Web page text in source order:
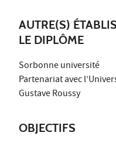
AUTRE(S)
LE DIPLÔME
Sorbonne université
Partenariat avec
Gustave Roussy
OBJECTIFS